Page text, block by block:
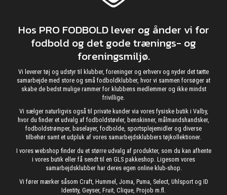
Hos PRO FODBOLD lever og ånder vi for
fodbold og det gode trænings- og
foreningsmiljø.
Vi leverer tøj og udstyr til klubber, foreninger og erhverv og nyder det tætte
samarbejde med store og små fodboldklubber, hvor vi sammen forsøger at
skabe de bedst mulige rammer for klubbens medlemmer og ikke mindst
frivillige.
Vi sælger naturligvis også til private kunder via vores fysiske butik i Valby,
hvor du finder et udvalg af fodboldstøvler, benskinner, målmandshandsker,
fodboldstrømper, baselayer, fodbolde, sportsplejemidler og diverse
tilbehør samt et udpluk af vores samarbejdsklubbers tøjkollektioner.
I vores webshop finder du et større udvalg af produkter, som du kan afhente
i vores butik eller få sendt til en GLS pakkeshop. Ligesom vores
samarbejdsklubber har deres egen online klub-shop.
Vi fører mærker såsom Craft, Hummel, Joma, Puma, Select, Uhlsport og ID
Identity, Geyser, Fruit, Clique, Projob m.fl.